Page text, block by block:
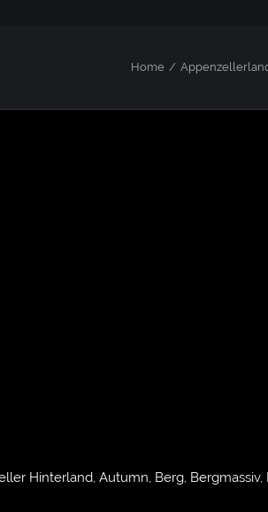
Home
Hinterland, Autumn, Berg,